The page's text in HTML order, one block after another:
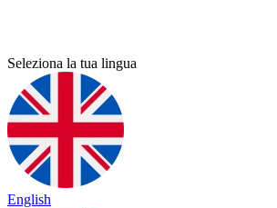
Seleziona la tua lingua
English